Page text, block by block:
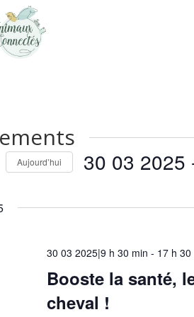
Aujourd’hui 30 03 2025
Booste la santé,
cheval !
30 03 2025|9 h 30 min - 17 h 30